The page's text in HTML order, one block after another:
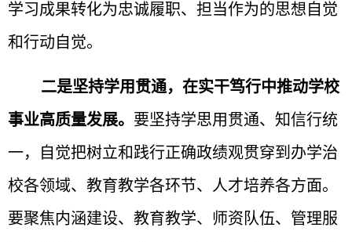
学习成果转化为忠诚履职、担当作为的思想自觉
和行动自觉。
二是坚持学用贯通，在实干笃行中推动学校
事业高质量发展。 要坚持学思用贯通、知信行统
一，自觉把树立和践行正确政绩观贯穿到办学治
校各领域、教育教学各环节、人才培养各方面。
要聚焦内涵建设、教育教学、师资队伍、管理服